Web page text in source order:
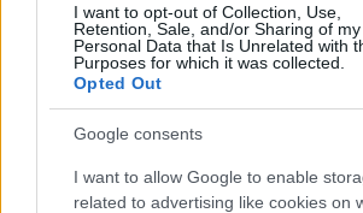
I want to opt-out of Collection, Use,
Retention, Sale, and/or Sharing of my
Personal Data that Is Unrelated with
Purposes for which it was collected.
Opted Out
Google consents
I want to allow Google to enable
related to advertising like cookies on
Redazione · 5 Ago 2026
NEWS